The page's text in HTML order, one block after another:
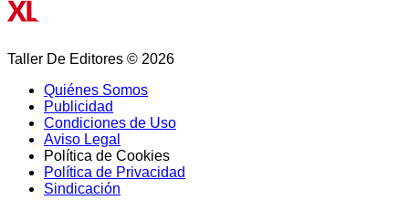
Taller De Editores © 2026
Quiénes Somos
Publicidad
Condiciones de Uso
Aviso Legal
Política de Cookies
Política de Privacidad
Sindicación